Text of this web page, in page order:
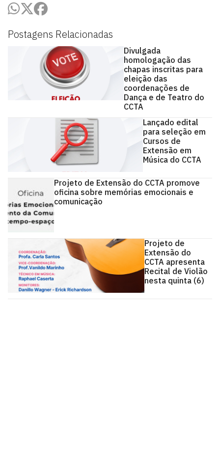
Postagens Relacionadas
Divulgada
homologação das
chapas inscritas para
eleição das
coordenações de
Dança e de Teatro do
CCTA
Lançado edital
para seleção em
Cursos de
Extensão em
Música do CCTA
Projeto de Extensão do CCTA promove
oficina sobre memórias emocionais e
comunicação
Projeto de
Extensão do
CCTA apresenta
Recital de Violão
nesta quinta (6)